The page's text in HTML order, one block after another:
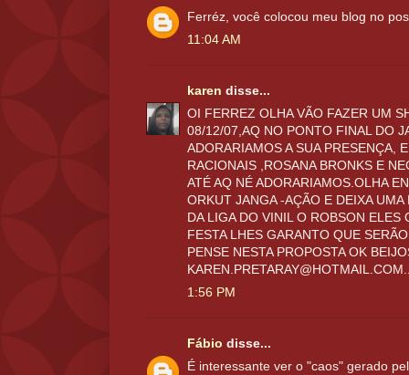
Ferréz, você colocou meu blog no
11:04 AM
karen disse...
OI FERREZ OLHA VÃO FAZER UM
08/12/07,AQ NO PONTO FINAL DO
ADORARIAMOS A SUA PRESENÇA,
RACIONAIS ,ROSANA BRONKS E
ATÉ AQ NÉ ADORARIAMOS.OLHA
ORKUT JANGA -AÇÃO E DEIXA
DA LIGA DO VINIL O ROBSON ELES
FESTA LHES GARANTO QUE
PENSE NESTA PROPOSTA OK
1:56 PM
Fábio disse...
É interessante ver o "caos" gerado